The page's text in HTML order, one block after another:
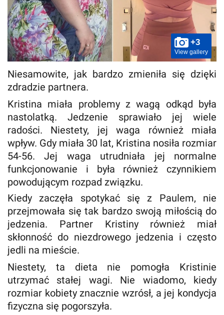
+3
View gallery
Niesamowite, jak bardzo zmieniła się dzięki
zdradzie partnera.
Kristina miała problemy z wagą odkąd była
nastolatką. Jedzenie sprawiało jej wiele
radości. Niestety, jej waga również miała
wpływ. Gdy miała 30 lat, Kristina nosiła rozmiar
54-56. Jej waga utrudniała jej normalne
funkcjonowanie i była również czynnikiem
powodującym rozpad związku.
Kiedy zaczęła spotykać się z Paulem, nie
przejmowała się tak bardzo swoją miłością do
jedzenia. Partner Kristiny również miał
skłonność do niezdrowego jedzenia i często
jedli na mieście.
Niestety, ta dieta nie pomogła Kristinie
utrzymać stałej wagi. Nie wiadomo, kiedy
rozmiar kobiety znacznie wzrósł, a jej kondycja
fizyczna się pogorszyła.